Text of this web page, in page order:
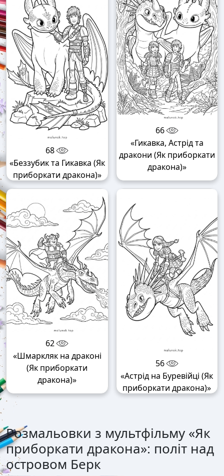
68
«Беззубик та Гикавка (Як
приборкати дракона)»
66
«Гикавка, Астрід та
дракони (Як приборкати
дракона)»
62
«Шмаркляк на драконі
(Як приборкати
дракона)»
56
«Астрід на Буревійці (Як
приборкати дракона)»
Розмальовки з мультфільму «Як
приборкати дракона»: політ над
островом Берк